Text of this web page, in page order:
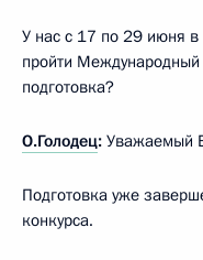
У нас с 17 по 29 июня
пройти Международный
подготовка?
О.Голодец: Уважаемый
Подготовка уже
конкурса.